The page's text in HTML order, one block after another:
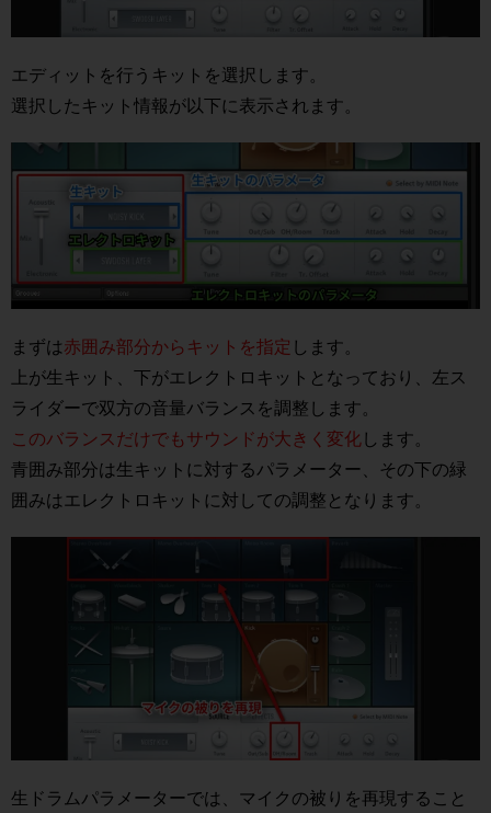
エディットを行うキットを選択します。
選択したキット情報が以下に表示されます。
まずは赤囲み部分からキットを指定 します。
上が生キット、下がエレクトロキットとなっており、左ス
ライダーで双方の音量バランスを調整します。
このバランスだけでもサウンドが大きく変化します。
青囲み部分は生キットに対するパラメーター、その下の緑
囲みはエレクトロキットに対しての調整となります。
生ドラムパラメーターでは、マイクの被りを再現すること